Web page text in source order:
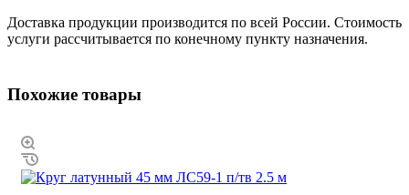
Доставка продукции производится по всей России. Стоимость
услуги рассчитывается по конечному пункту назначения.
Похожие товары